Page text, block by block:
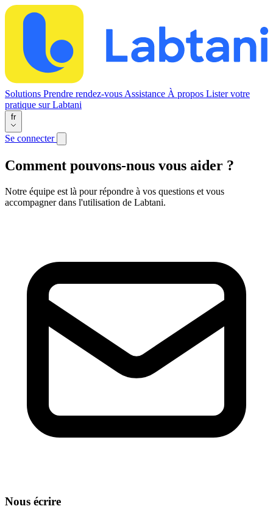
Solutions Prendre rendez-vous Assistance À propos Lister votre
pratique sur Labtani
fr
Se connecter
Comment pouvons-nous vous aider ?
Notre équipe est là pour répondre à vos questions et vous
accompagner dans l'utilisation de Labtani.
Nous écrire